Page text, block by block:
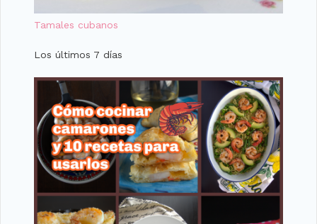
Tamales cubanos
Los últimos 7 días